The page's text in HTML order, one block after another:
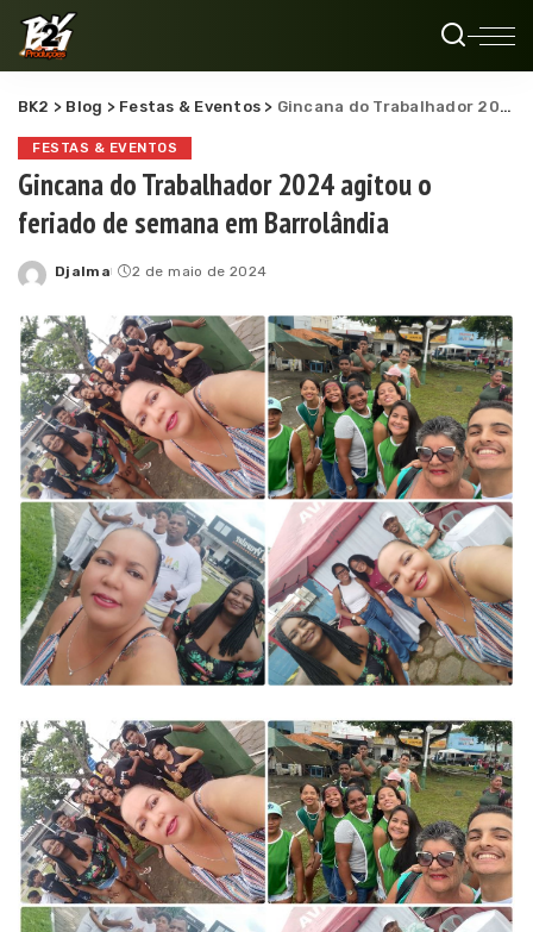
BK2 > Blog > Festas & Eventos > Gincana do Trabalhador 2024 agitou o feriado de semana em Barrolândia
FESTAS & EVENTOS
Gincana do Trabalhador 2024 agitou o
feriado de semana em Barrolândia
Posted
Djalma 2 de maio de 2024